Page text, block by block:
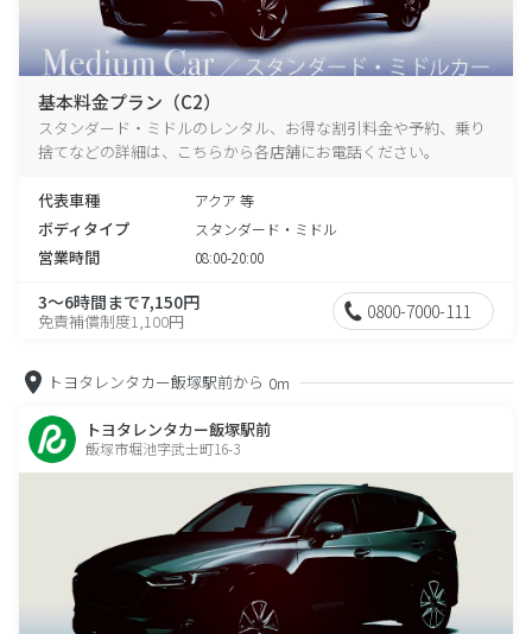
基本料金プラン（C2）
スタンダード・ミドルのレンタル、お得な割引料金や予約、乗り
捨てなどの詳細は、こちらから各店舗にお電話ください。
代表車種 アクア 等
ボディタイプ スタンダード・ミドル
営業時間 08:00-20:00
3～6時間まで7,150円
免責補償制度1,100円 0800-7000-111
トヨタレンタカー飯塚駅前から 0m
トヨタレンタカー飯塚駅前
飯塚市堀池字武士町16-3